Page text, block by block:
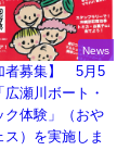
News
者募集】 5月5
広瀬川ボート・
ク体験」（おや
ス）を実施しま